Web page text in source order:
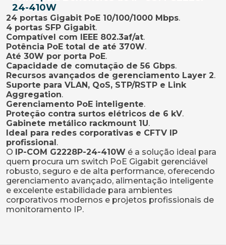
24-410W
24 portas Gigabit PoE 10/100/1000 Mbps.
4 portas SFP Gigabit.
Compatível com IEEE 802.3af/at.
Potência PoE total de até 370W.
Até 30W por porta PoE.
Capacidade de comutação de 56 Gbps.
Recursos avançados de gerenciamento Layer 2.
Suporte para VLAN, QoS, STP/RSTP e Link
Aggregation.
Gerenciamento PoE inteligente.
Proteção contra surtos elétricos de 6 kV.
Gabinete metálico rackmount 1U.
Ideal para redes corporativas e CFTV IP
profissional.
O IP-COM G2228P-24-410W é a solução ideal para
quem procura um switch PoE Gigabit gerenciável
robusto, seguro e de alta performance, oferecendo
gerenciamento avançado, alimentação inteligente
e excelente estabilidade para ambientes
corporativos modernos e projetos profissionais de
monitoramento IP.